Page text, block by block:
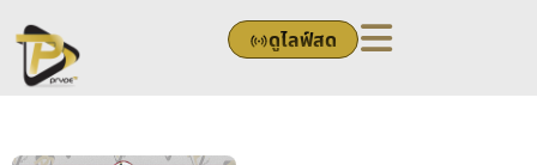
to
content
ดูไลฟ์สด